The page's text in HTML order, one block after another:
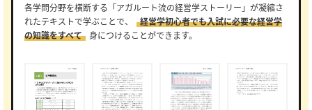
各学問分野を横断する「アガルート流の経営学ストーリー」が凝縮さ
れたテキストで学ぶことで、
経営学初心者でも入試に必要な経営学
の知識をすべて 身につけることができます。